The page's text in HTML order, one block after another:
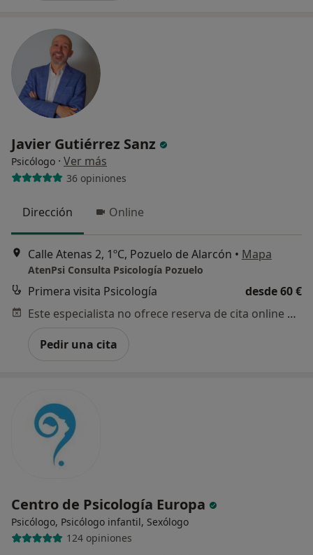
Javier Gutiérrez Sanz
Psicólogo · Ver más
36 opiniones
Dirección Online
Calle Atenas 2, 1ºC, Pozuelo de Alarcón • Mapa
AtenPsi Consulta Psicología Pozuelo
Primera visita Psicología
desde 60 €
Este especialista no ofrece reserva de cita online en esta dirección.
Pedir una cita
Centro de Psicología Europa
Psicólogo, Psicólogo infantil, Sexólogo
124 opiniones